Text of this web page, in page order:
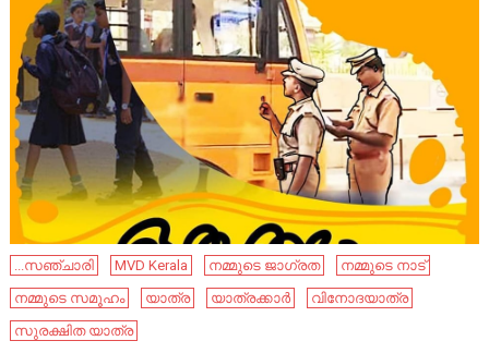
...സഞ്ചാരി MVD Kerala നമ്മുടെ ജാഗ്രത
നമ്മുടെ നാട്‌
നമ്മുടെ സമൂഹം
യാത്ര യാത്രക്കാർ
വിനോദയാത്ര
സുരക്ഷിത യാത്ര